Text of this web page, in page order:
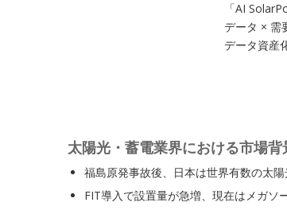
「AI
データ × 需
データ資産
太陽光・蓄電業界における市場背
福島原発事故後、日本は世界有数の太
FIT導入で設置量が急増、現在はメガソ